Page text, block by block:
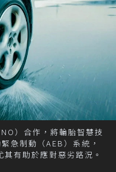
）合作，將輪胎智慧技
急制動（AEB）系統，
有助於應對惡劣路況。